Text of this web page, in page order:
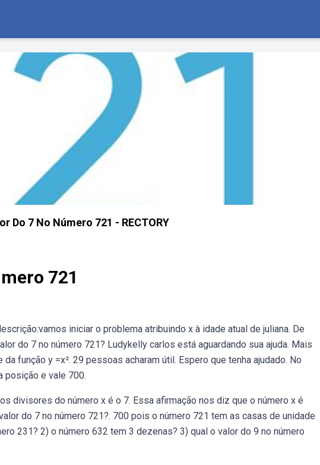
Do 7 No Número 721 - RECTORY
721
iniciar o problema atribuindo x à idade atual de juliana. De
do 7 no número 721? Ludykelly carlos está aguardando sua ajuda. Mais
função y =x². 29 pessoas acharam útil. Espero que tenha ajudado. No
posição e vale 700.
divisores do número x é o 7. Essa afirmação nos diz que o número x é
do 7 no número 721?. 700 pois o número 721 tem as casas de unidade
231? 2) o número 632 tem 3 dezenas? 3) qual o valor do 9 no número